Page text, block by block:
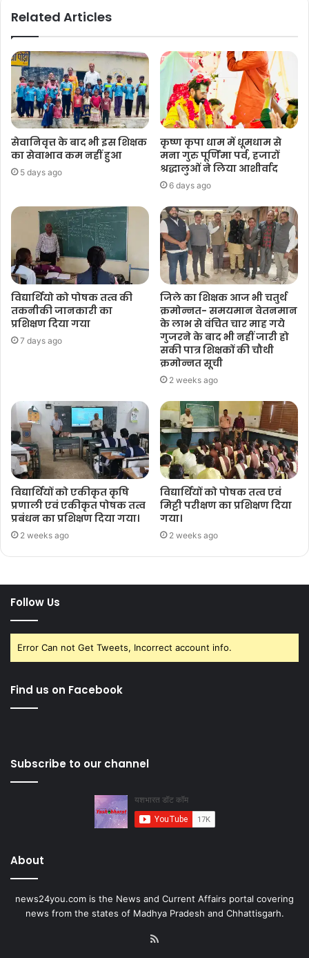
Related Articles
सेवानिवृत्त के बाद भी इस शिक्षक
का सेवाभाव कम नहीं हुआ
5 days ago
कृष्ण कृपा धाम में धूमधाम से
मना गुरु पूर्णिमा पर्व, हजारों
श्रद्धालुओं ने लिया आशीर्वाद
6 days ago
विद्यार्थियो को पोषक तत्व की
तकनीकी जानकारी का
प्रशिक्षण दिया गया
7 days ago
जिले का शिक्षक आज भी चतुर्थ
क्रमोन्नत- समयमान वेतनमान
के लाभ से वंचित चार माह गये
गुजरने के बाद भी नहीं जारी हो
सकी पात्र शिक्षकों की चौथी
क्रमोन्नत सूची
2 weeks ago
विद्यार्थियों को एकीकृत कृषि
प्रणाली एवं एकीकृत पोषक तत्व
प्रबंधन का प्रशिक्षण दिया गया।
2 weeks ago
विद्यार्थियों को पोषक तत्व एवं
मिट्टी परीक्षण का प्रशिक्षण दिया
गया।
2 weeks ago
Follow Us
Error Can not Get Tweets, Incorrect account info.
Find us on Facebook
Subscribe to our channel
About
news24you.com is the News and Current Affairs portal covering
news from the states of Madhya Pradesh and Chhattisgarh.
RSS